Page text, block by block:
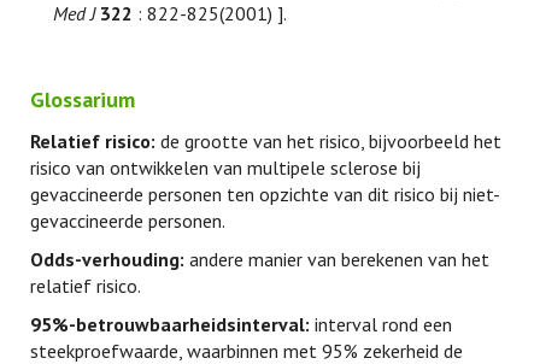
Med J 322 : 822-825(2001) ].
Glossarium
Relatief risico: de grootte van het risico, bijvoorbeeld het
risico van ontwikkelen van multipele sclerose bij
gevaccineerde personen ten opzichte van dit risico bij niet-
gevaccineerde personen.
Odds-verhouding: andere manier van berekenen van het
relatief risico.
95%-betrouwbaarheidsinterval: interval rond een
steekproefwaarde, waarbinnen met 95% zekerheid de